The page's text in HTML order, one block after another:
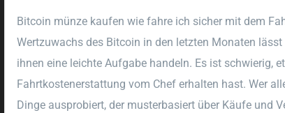
Bitcoin münze kaufen wie fahre ich sicher mit dem
Wertzuwachs des Bitcoin in den letzten Monaten
ihnen eine leichte Aufgabe handeln. Es ist schwierig,
Fahrtkostenerstattung vom Chef erhalten hast. Wer
Dinge ausprobiert, der musterbasiert über Käufe und